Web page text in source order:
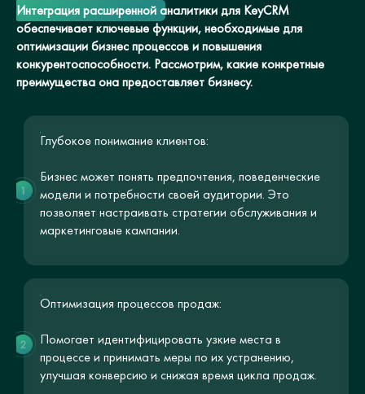
Интеграция расширенной аналитики для KeyCRM
обеспечивает ключевые функции, необходимые для
оптимизации бизнес процессов и повышения
конкурентоспособности. Рассмотрим, какие конкретные
преимущества она предоставляет бизнесу.
Глубокое понимание клиентов:
Бизнес может понять предпочтения, поведенческие
модели и потребности своей аудитории. Это
позволяет настраивать стратегии обслуживания и
маркетинговые кампании.
1
Оптимизация процессов продаж:
Помогает идентифицировать узкие места в
процессе и принимать меры по их устранению,
улучшая конверсию и снижая время цикла продаж.
2